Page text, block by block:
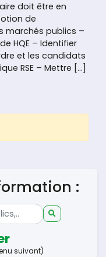
:
suivant)
doit être en
de
marchés publics –
HQE – Identifier
et les candidats
RSE – Mettre […]
les clauses